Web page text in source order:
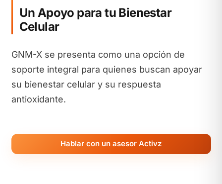
Un Apoyo para tu Bienestar
Celular
GNM-X se presenta como una opción de
soporte integral para quienes buscan apoyar
su bienestar celular y su respuesta
antioxidante.
Hablar con un asesor Activz